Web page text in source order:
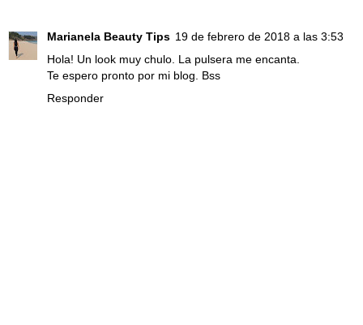
Marianela Beauty Tips 19 de febrero de 2018 a las 3:53
Hola! Un look muy chulo. La pulsera me encanta.
Te espero pronto por mi blog. Bss
Responder